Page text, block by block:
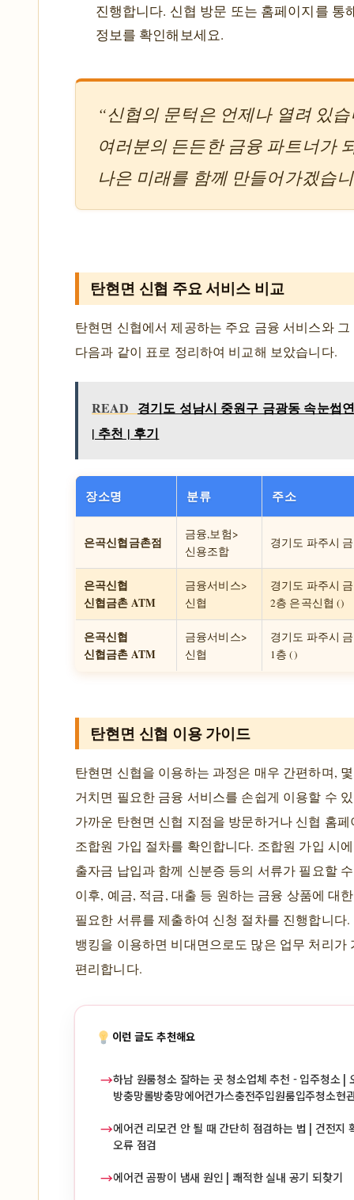
진행합니다. 신협 방문 또는 홈페이지를 통
정보를 확인해보세요.
“신협의 문턱은 언제나 열려 있
여러분의 든든한 금융 파트너가
나은 미래를 함께 만들어가겠습
탄현면 신협 주요 서비스 비교
탄현면 신협에서 제공하는 주요 금융 서비스와 그
다음과 같이 표로 정리하여 비교해 보았습니다.
READ 경기도 성남시 중원구 금광동 속눈썹
| 추천 | 후기
장소명 분류 주소
은곡신협금촌점
금융,보험>
신용조합
경기도 파주시
은곡신협
신협금촌 ATM
금융서비스>
신협
경기도 파주시
2층 은곡신협 ()
은곡신협
신협금촌 ATM
금융서비스>
신협
경기도 파주시
1층 ()
탄현면 신협 이용 가이드
탄현면 신협을 이용하는 과정은 매우 간편하며,
거치면 필요한 금융 서비스를 손쉽게 이용할 수
가까운 탄현면 신협 지점을 방문하거나 신협 홈
조합원 가입 절차를 확인합니다. 조합원 가입 시
출자금 납입과 함께 신분증 등의 서류가 필요할
이후, 예금, 적금, 대출 등 원하는 금융 상품에 대
필요한 서류를 제출하여 신청 절차를 진행합니다.
뱅킹을 이용하면 비대면으로도 많은 업무 처리가
편리합니다.
이런 글도 추천해요
→하남 원룸청소 잘하는 곳 청소업체 추천 - 입주청소 |
방충망롤방충망에어컨가스충전주입원룸입주청소현
→에어컨 리모컨 안 될 때 간단히 점검하는 법 | 건전지
오류 점검
→에어컨 곰팡이 냄새 원인 | 쾌적한 실내 공기 되찾기